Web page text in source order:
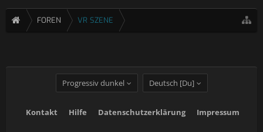
FOREN VR SZENE
Progressiv dunkel Deutsch [Du]
Kontakt Hilfe Datenschutzerklärung Impressum